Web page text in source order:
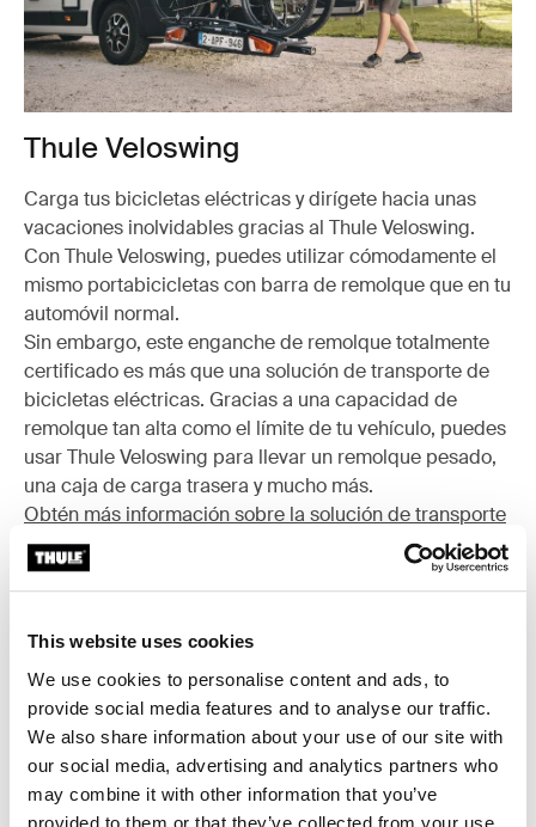
This website uses cookies
We use cookies to personalise content and ads, to
provide social media features and to analyse our traffic.
We also share information about your use of our site with
our social media, advertising and analytics partners who
may combine it with other information that you’ve
provided to them or that they’ve collected from your use
Thule Veloswing
Carga tus bicicletas eléctricas y dirígete hacia unas
vacaciones inolvidables gracias al Thule Veloswing.
Con Thule Veloswing, puedes utilizar cómodamente el
mismo portabicicletas con barra de remolque que en tu
automóvil normal.
Sin embargo, este enganche de remolque totalmente
certificado es más que una solución de transporte de
bicicletas eléctricas. Gracias a una capacidad de
remolque tan alta como el límite de tu vehículo, puedes
usar Thule Veloswing para llevar un remolque pesado,
una caja de carga trasera y mucho más.
Obtén más información sobre la solución de transporte
de bicicletas eléctricas Thule Veloswing